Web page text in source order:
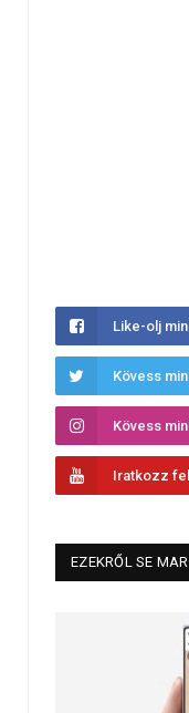
Like-olj
Kövess
Kövess
Iratkozz
EZEKRŐL SE